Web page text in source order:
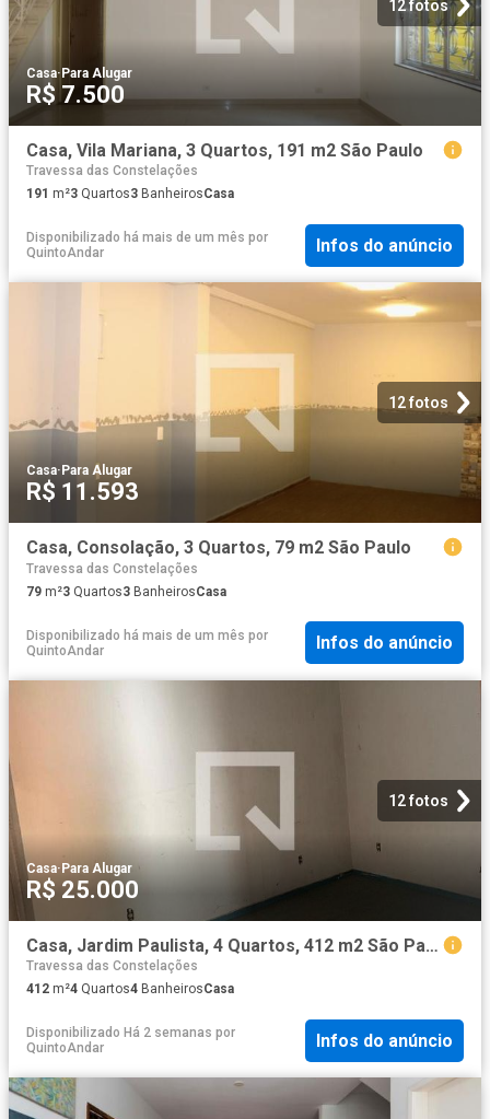
12 fotos
Casa·Para Alugar
R$ 7.500
Casa, Vila Mariana, 3 Quartos, 191 m2 São Paulo
Travessa das Constelações
191 m²3 Quartos3 BanheirosCasa
Disponibilizado há mais de um mês por
QuintoAndar
Infos do anúncio
12 fotos
Casa· Para Alugar
R$ 11.593
Casa, Consolação, 3 Quartos, 79 m2 São Paulo
Travessa das Constelações
79 m²3 Quartos3 BanheirosCasa
Disponibilizado há mais de um mês por
QuintoAndar
Infos do anúncio
12 fotos
Casa·Para Alugar
R$ 25.000
Casa, Jardim Paulista, 4 Quartos, 412 m2 São Paulo
Travessa das Constelações
412 m²4 Quartos4 BanheirosCasa
Disponibilizado Há 2 semanas por
QuintoAndar
Infos do anúncio